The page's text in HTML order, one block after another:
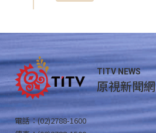
TITV NEWS
原視新聞網
電話：(02)2788-1600